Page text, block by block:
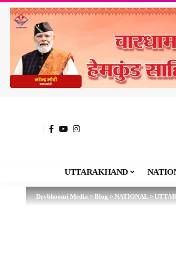
UTTARAKHAND
Devbhoomi Media>Blog>NATIONAL>